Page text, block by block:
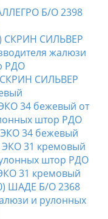
Б/О 2398
СИЛЬВЕР
34 бежевый
31 кремовый